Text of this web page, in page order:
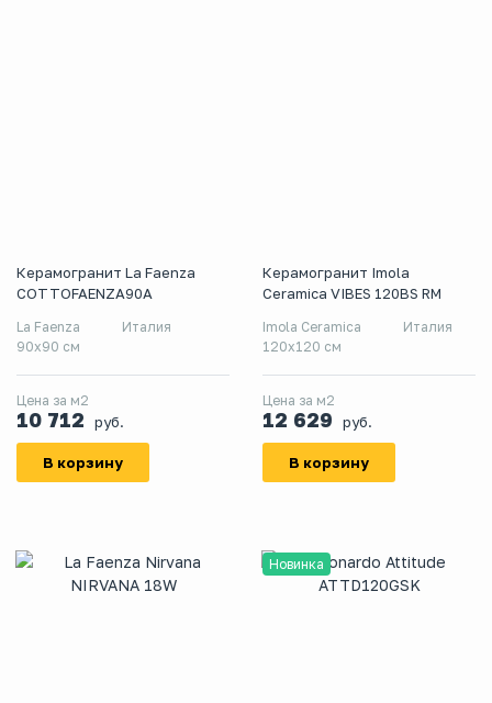
Керамогранит La Faenza
COTTOFAENZA90A
La Faenza
Италия
90x90 см
Цена за м2
10 712 руб.
В корзину
Керамогранит Imola
Ceramica VIBES 120BS RM
Imola Ceramica
Италия
120x120 см
Цена за м2
12 629 руб.
В корзину
Новинка